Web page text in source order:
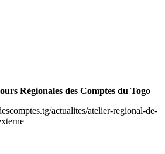
Régionales des Comptes du Togo
actualites/atelier-regional-de-